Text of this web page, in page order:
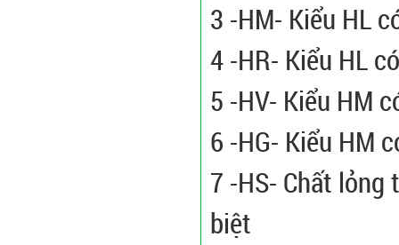
3 -HM- Kiểu HL
4 -HR- Kiểu HL
5 -HV- Kiểu HM
6 -HG- Kiểu HM
7 -HS- Chất
biệt